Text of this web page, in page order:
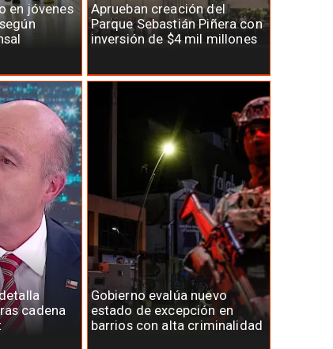
en jóvenes
Aprueban creación del
Parque Sebastián Piñera con
inversión de $4 mil millones
cadena
Gobierno evalúa nuevo
estado de excepción en
barrios con alta criminalidad